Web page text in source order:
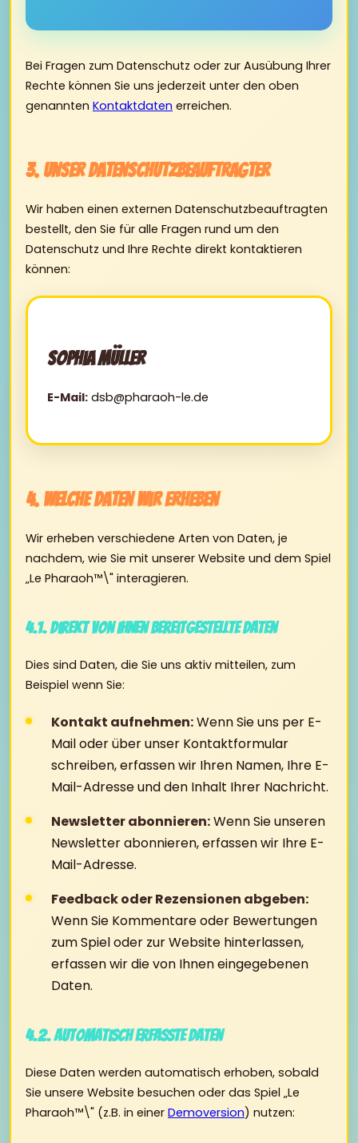
Bei Fragen zum Datenschutz oder zur Ausübung Ihrer
Rechte können Sie uns jederzeit unter den oben
genannten Kontaktdaten erreichen.
3. Unser Datenschutzbeauftragter
Wir haben einen externen Datenschutzbeauftragten
bestellt, den Sie für alle Fragen rund um den
Datenschutz und Ihre Rechte direkt kontaktieren
können:
Sophia Müller
E-Mail: dsb@pharaoh-le.de
4. Welche Daten wir erheben
Wir erheben verschiedene Arten von Daten, je
nachdem, wie Sie mit unserer Website und dem Spiel
„Le Pharaoh™\" interagieren.
4.1. Direkt von Ihnen bereitgestellte Daten
Dies sind Daten, die Sie uns aktiv mitteilen, zum
Beispiel wenn Sie:
Kontakt aufnehmen:Wenn Sie uns per E-
Mail oder über unser Kontaktformular
schreiben, erfassen wir Ihren Namen, Ihre E-
Mail-Adresse und den Inhalt Ihrer Nachricht.
Newsletter abonnieren:Wenn Sie unseren
Newsletter abonnieren, erfassen wir Ihre E-
Mail-Adresse.
Feedback oder Rezensionen abgeben:
Wenn Sie Kommentare oder Bewertungen
zum Spiel oder zur Website hinterlassen,
erfassen wir die von Ihnen eingegebenen
Daten.
4.2. Automatisch erfasste Daten
Diese Daten werden automatisch erhoben, sobald
Sie unsere Website besuchen oder das Spiel „Le
Pharaoh™\" (z.B. in einer Demoversion) nutzen: